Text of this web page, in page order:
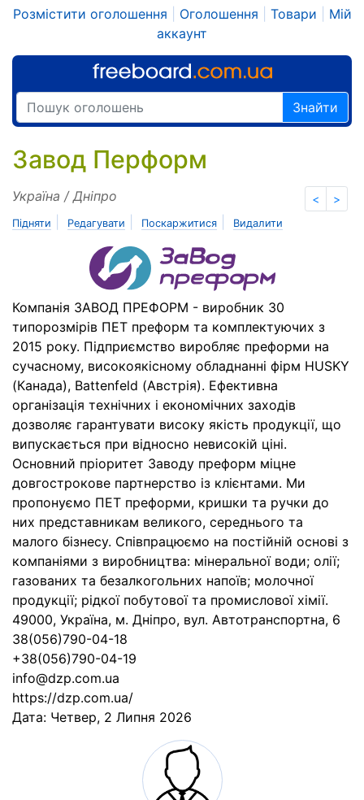
Розмістити оголошення Оголошення Товари
Мій
аккаунт
Знайти
Завод Перформ
< >
Україна / Дніпро
Підняти Редагувати Поскаржитися Видалити
Компанія ЗАВОД ПРЕФОРМ - виробник 30
типорозмірів ПЕТ преформ та комплектуючих з
2015 року. Підприємство виробляє преформи на
сучасному, високоякісному обладнанні фірм HUSKY
(Канада), Battenfeld (Австрія). Ефективна
організація технічних і економічних заходів
дозволяє гарантувати високу якість продукції, що
випускається при відносно невисокій ціні.
Основний пріоритет Заводу преформ міцне
довгострокове партнерство із клієнтами. Ми
пропонуємо ПЕТ преформи, кришки та ручки до
них представникам великого, середнього та
малого бізнесу. Співпрацюємо на постійній основі з
компаніями з виробництва: мінеральної води; олії;
газованих та безалкогольних напоїв; молочної
продукції; рідкої побутової та промислової хімії.
49000, Україна, м. Дніпро, вул. Автотранспортна, 6
38(056)790-04-18
+38(056)790-04-19
info@dzp.com.ua
https://dzp.com.ua/
Дата: Четвер, 2 Липня 2026